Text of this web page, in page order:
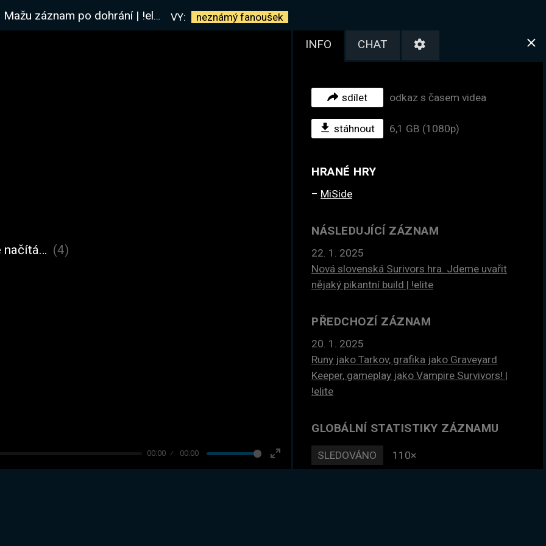
záznam po dohrání | !elite VY: neznámý fanoušek
00:00 00:00
Enter
načítá… (4)
INFO CHAT
sdílet odkaz s časem videa
stáhnout 6,1 GB (1080p)
HRANÉ HRY
MiSide
NÁSLEDUJÍCÍ ZÁZNAM
22. 1. 2025
Nová slovenská Surivors hra. Jdeme uvařit
nějaký pikantní build | !elite
PŘEDCHOZÍ ZÁZNAM
20. 1. 2025
Runy jako Tarkov, grafika jako Graveyard
Keeper, gameplay jako Vampire Survivors! |
!elite
GLOBÁLNÍ STATISTIKY ZÁZNAMU
SLEDOVÁNO 110×